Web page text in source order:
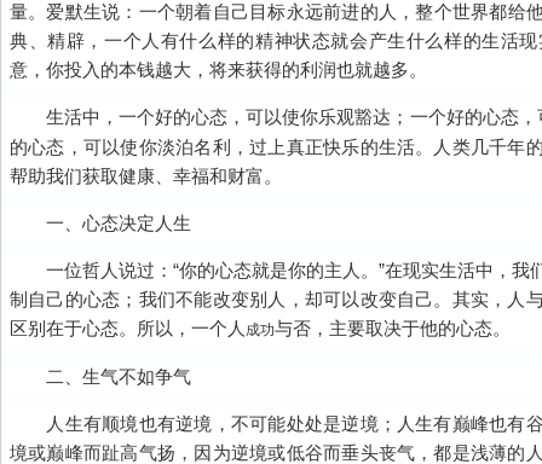
量。爱默生说：一个朝着自己目标永远前进的人，整个世界都
典、精辟，一个人有什么样的精神状态就会产生什么样的生活
意，你投入的本钱越大，将来获得的利润也就越多。
生活中，一个好的心态，可以使你乐观豁达；一个好的心态，
的心态，可以使你淡泊名利，过上真正快乐的生活。人类几千年
帮助我们获取健康、幸福和财富。
一、心态决定人生
一位哲人说过：“你的心态就是你的主人。”在现实生活中，我
制自己的心态；我们不能改变别人，却可以改变自己。其实，人
区别在于心态。所以，一个人 成功与否，主要取决于他的心态。
二、生气不如争气
人生有顺境也有逆境，不可能处处是逆境；人生有巅峰也有
境或巅峰而趾高气扬，因为逆境或低谷而垂头丧气，都是浅薄的